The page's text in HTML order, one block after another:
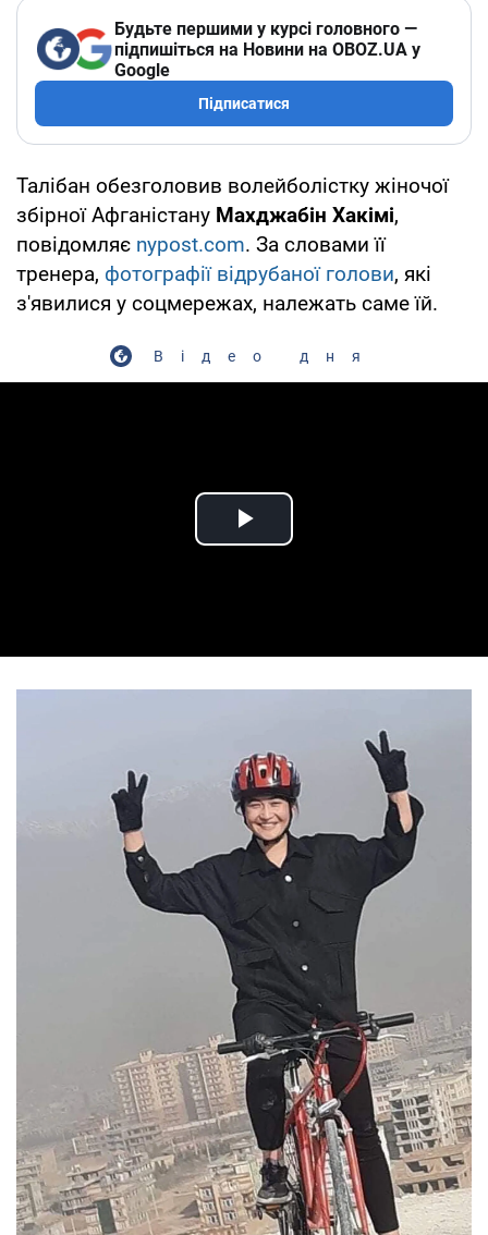
Будьте першими у курсі головного —
підпишіться на Новини на OBOZ.UA у
Google
Підписатися
Талібан обезголовив волейболістку жіночої
збірної Афганістану Махджабін Хакімі,
повідомляє nypost.com. За словами її
тренера, фотографії відрубаної голови, які
з'явилися у соцмережах, належать саме їй.
Відео дня
Play Video